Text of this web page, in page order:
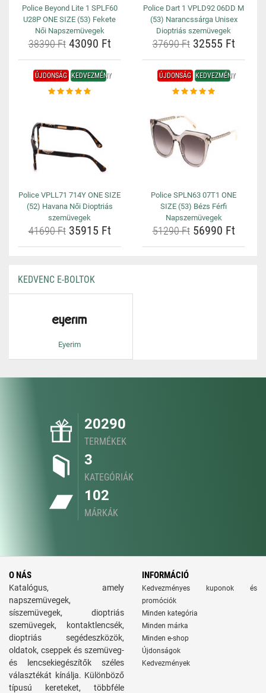
Police Beyond Lite 1 SPLF60
U28P ONE SIZE (53) Fekete
Női Napszemüvegek
38390 Ft43090 Ft
Police Dart 1 VPLD92 06DD M
(53) Narancssárga Unisex
Dioptriás szemüvegek
37690 Ft32555 Ft
ÚJDONSÁG KEDVEZMÉNY
Police VPLL71 714Y ONE SIZE
(52) Havana Női Dioptriás
szemüvegek
41690 Ft35915 Ft
ÚJDONSÁG KEDVEZMÉNY
Police SPLN63 07T1 ONE
SIZE (53) Bézs Férfi
Napszemüvegek
51290 Ft56990 Ft
KEDVENC E-BOLTOK
Eyerim
20290
TERMÉKEK
3
KATEGÓRIÁK
102
MÁRKÁK
O NÁS
Katalógus, amely
napszemüvegek,
síszemüvegek, dioptriás
szemüvegek, kontaktlencsék,
dioptriás segédeszközök,
oldatok, cseppek és szemüveg-
és lencsekiegészítők széles
választékát kínálja. Különböző
típusú kereteket, többféle
INFORMÁCIÓ
Kedvezményes kuponok és
promóciók
Minden kategória
Minden márka
Minden e-shop
Újdonságok
Kedvezmények